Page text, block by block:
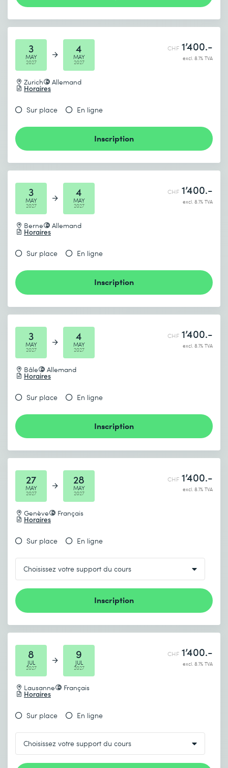
3
MAY
2027
4
MAY
2027
Zurich Allemand
Horaires
CHF 1’400.-
excl. 8.1% TVA
Sur place En ligne
Inscription
3
MAY
2027
4
MAY
2027
Berne Allemand
Horaires
CHF 1’400.-
excl. 8.1% TVA
Sur place En ligne
Inscription
3
MAY
2027
4
MAY
2027
Bâle Allemand
Horaires
CHF 1’400.-
excl. 8.1% TVA
Sur place En ligne
Inscription
27
MAY
2027
28
MAY
2027
Genève Français
Horaires
CHF 1’400.-
excl. 8.1% TVA
Sur place En ligne
Inscription
8
JUL
2027
9
JUL
2027
Lausanne Français
Horaires
CHF 1’400.-
excl. 8.1% TVA
Sur place En ligne